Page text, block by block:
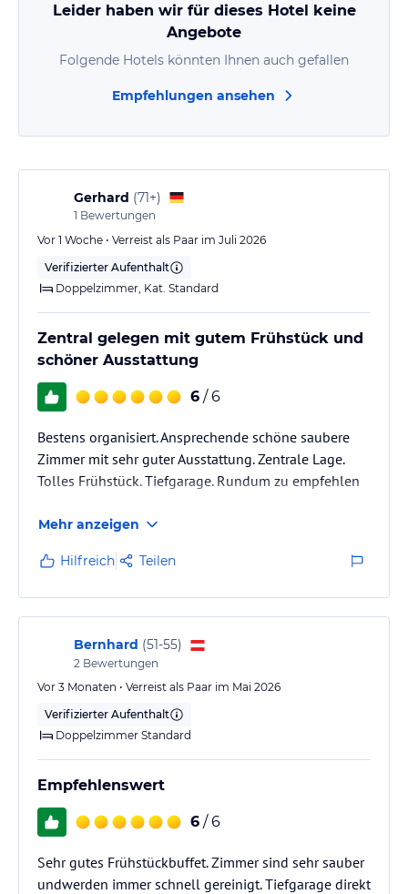
Leider haben wir für dieses Hotel keine
Angebote
Folgende Hotels könnten Ihnen auch gefallen
Empfehlungen ansehen
Gerhard (71+)
1 Bewertungen
Vor 1 Woche • Verreist als Paar im Juli 2026
Verifizierter Aufenthalt
Doppelzimmer, Kat. Standard
Zentral gelegen mit gutem Frühstück und
schöner Ausstattung
6 / 6
Bestens organisiert. Ansprechende schöne saubere
Zimmer mit sehr guter Ausstattung. Zentrale Lage.
Tolles Frühstück. Tiefgarage. Rundum zu empfehlen
Mehr anzeigen
Hilfreich Teilen
Bernhard (51-55)
2 Bewertungen
Vor 3 Monaten • Verreist als Paar im Mai 2026
Verifizierter Aufenthalt
Doppelzimmer Standard
Empfehlenswert
6 / 6
Sehr gutes Frühstückbuffet. Zimmer sind sehr sauber
undwerden immer schnell gereinigt. Tiefgarage direkt